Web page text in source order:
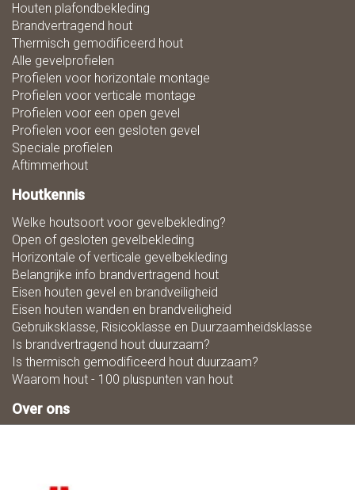
Houten plafondbekleding
Brandvertragend hout
Thermisch gemodificeerd hout
Alle gevelprofielen
Profielen voor horizontale montage
Profielen voor verticale montage
Profielen voor een open gevel
Profielen voor een gesloten gevel
Speciale profielen
Aftimmerhout
Houtkennis
Welke houtsoort voor gevelbekleding?
Open of gesloten gevelbekleding
Horizontale of verticale gevelbekleding
Belangrijke info brandvertragend hout
Eisen houten gevel en brandveiligheid
Eisen houten wanden en brandveiligheid
Gebruiksklasse, Risicoklasse en Duurzaamheidsklasse
Is brandvertragend hout duurzaam?
Is thermisch gemodificeerd hout duurzaam?
Waarom hout - 100 pluspunten van hout
Over ons